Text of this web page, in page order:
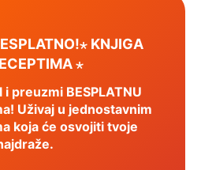
KNJIGA
⋆
preuzmi BESPLATNU
Uživaj u jednostavnim
koja će osvojiti tvoje